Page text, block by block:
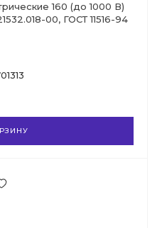
160 (до 1000 В)
00, ГОСТ 11516-94